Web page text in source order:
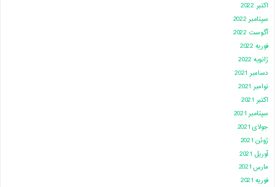
اکتبر 2022
سپتامبر 2022
آگوست 2022
فوریه 2022
ژانویه 2022
دسامبر 2021
نوامبر 2021
اکتبر 2021
سپتامبر 2021
جولای 2021
ژوئن 2021
آوریل 2021
مارس 2021
فوریه 2021